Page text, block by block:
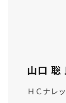
山口 聡
ＨＣナレ